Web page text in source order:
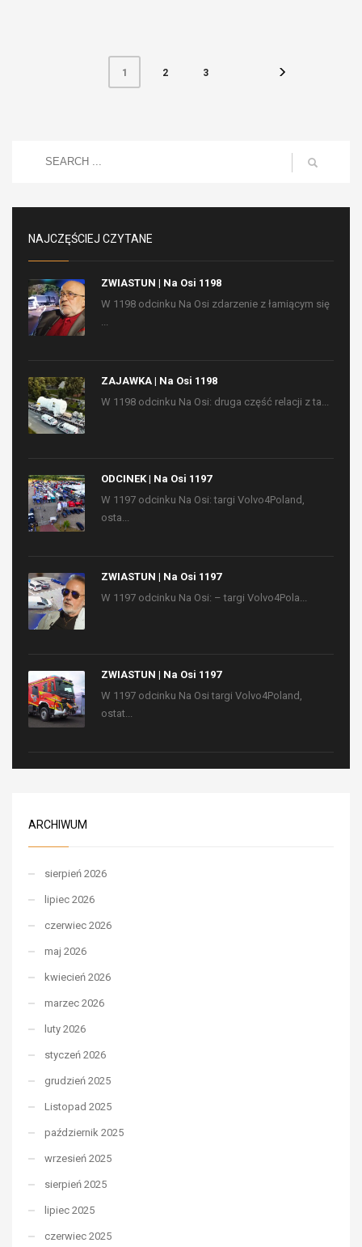
1 2 3
NAJCZĘŚCIEJ CZYTANE
ZWIASTUN | Na Osi 1198
W 1198 odcinku Na Osi zdarzenie z łamiącym się
ZAJAWKA | Na Osi 1198
W 1198 odcinku Na Osi: druga część relacji z ta...
ODCINEK | Na Osi 1197
W 1197 odcinku Na Osi: targi Volvo4Poland,
osta...
ZWIASTUN | Na Osi 1197
W 1197 odcinku Na Osi: – targi Volvo4Pola...
ZWIASTUN | Na Osi 1197
W 1197 odcinku Na Osi targi Volvo4Poland,
ostat...
ARCHIWUM
sierpień 2026
lipiec 2026
czerwiec 2026
maj 2026
kwiecień 2026
marzec 2026
luty 2026
styczeń 2026
grudzień 2025
Listopad 2025
październik 2025
wrzesień 2025
sierpień 2025
lipiec 2025
czerwiec 2025